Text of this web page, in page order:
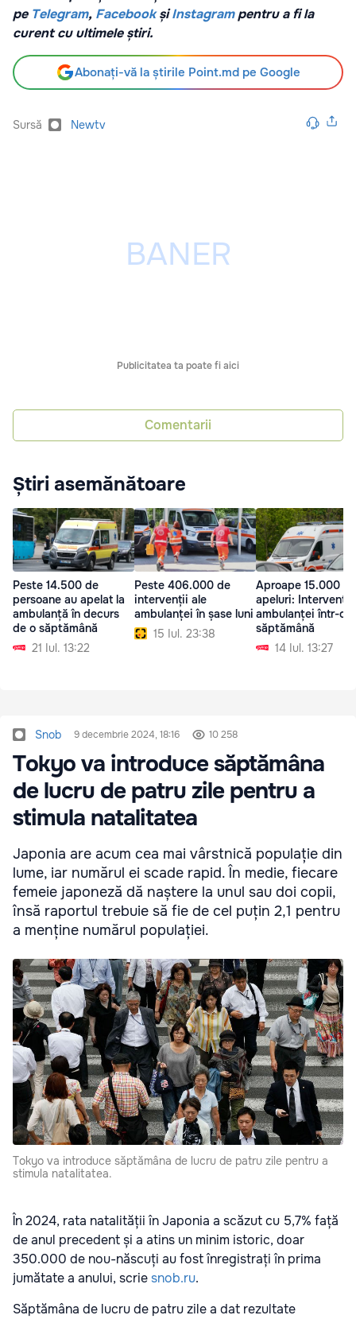
pe Telegram, Facebook șiInstagrampentru a fi la
curent cu ultimele știri.
Abonați-vă la știrile Point.md pe Google
Sursă Newtv
Publicitatea ta poate fi aici
Comentarii
Știri asemănătoare
Peste 14.500 de
persoane au apelat la
ambulanță în decurs
de o săptămână
21 Iul. 13:22
Peste 406.000 de
intervenții ale
ambulanței în șase luni
15 Iul. 23:38
Aproape 15.000 de
apeluri: Intervenția
ambulanței într-o
săptămână
14 Iul. 13:27
Snob 9 decembrie 2024, 18:16 10 258
Tokyo va introduce săptămâna
de lucru de patru zile pentru a
stimula natalitatea
Japonia are acum cea mai vârstnică populație din
lume, iar numărul ei scade rapid. În medie, fiecare
femeie japoneză dă naștere la unul sau doi copii,
însă raportul trebuie să fie de cel puțin 2,1 pentru
a menține numărul populației.
Tokyo va introduce săptămâna de lucru de patru zile pentru a
stimula natalitatea.
În 2024, rata natalității în Japonia a scăzut cu 5,7% față
de anul precedent și a atins un minim istoric, doar
350.000 de nou-născuți au fost înregistrați în prima
jumătate a anului, scriesnob.ru.
Săptămâna de lucru de patru zile a dat rezultate